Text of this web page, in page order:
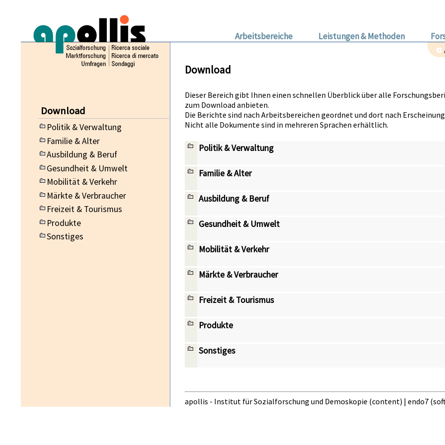
Leistungen & Methoden
Arbeitsbereiche
Download
Politik & Verwaltung
Familie & Alter
Ausbildung & Beruf
Gesundheit & Umwelt
Mobilität & Verkehr
Märkte & Verbraucher
Freizeit & Tourismus
Produkte
Sonstiges
Download
Dieser Bereich gibt Ihnen einen schnellen Überblick über alle
zum Download anbieten.
Die Berichte sind nach Arbeitsbereichen geordnet und dort nach
Nicht alle Dokumente sind in mehreren Sprachen erhältlich.
Politik & Verwaltung
Familie & Alter
Ausbildung & Beruf
Gesundheit & Umwelt
Mobilität & Verkehr
Märkte & Verbraucher
Freizeit & Tourismus
Produkte
Sonstiges
apollis - Institut für Sozialforschung und Demoskopie (content) | endo7